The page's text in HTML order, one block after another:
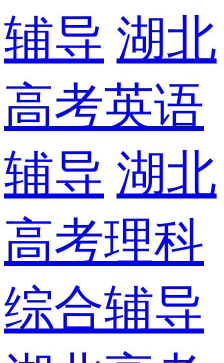
辅导 湖北
高考英语
辅导 湖北
高考理科
综合辅导